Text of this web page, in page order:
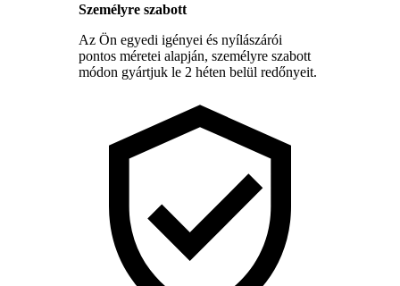
Személyre szabott
Az Ön egyedi igényei és nyílászárói
pontos méretei alapján, személyre szabott
módon gyártjuk le 2 héten belül redőnyeit.